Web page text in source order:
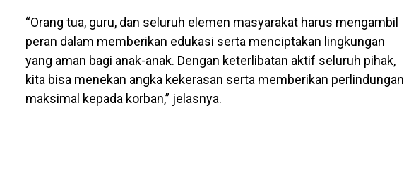
“Orang tua, guru, dan seluruh elemen masyarakat harus mengambil
peran dalam memberikan edukasi serta menciptakan lingkungan
yang aman bagi anak-anak. Dengan keterlibatan aktif seluruh pihak,
kita bisa menekan angka kekerasan serta memberikan perlindungan
maksimal kepada korban,” jelasnya.